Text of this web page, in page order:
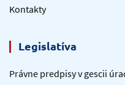
Kontakty
Legislatíva
Právne predpisy v gescii